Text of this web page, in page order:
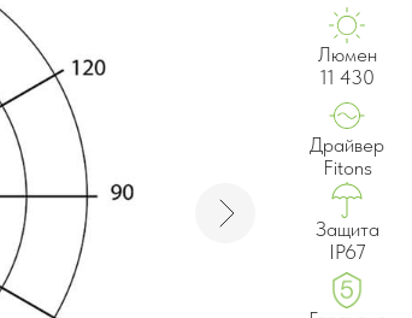
Люмен
11 430
Защита
IP67
Драйвер
Fitons